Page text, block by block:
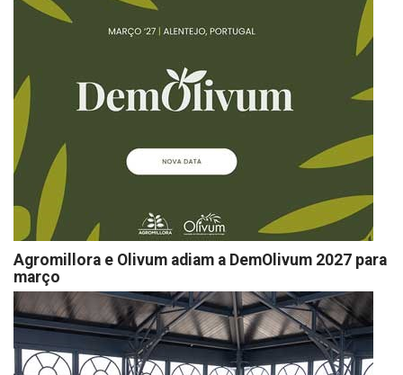
Agromillora e Olivum adiam a DemOlivum 2027 para
março